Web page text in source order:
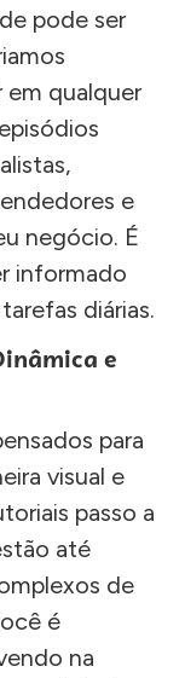
pode ser
qualquer
e
negócio. É
informado
diárias.
e
para
visual e
passo a
até
de
é
na